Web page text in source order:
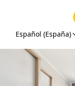
Español (España)